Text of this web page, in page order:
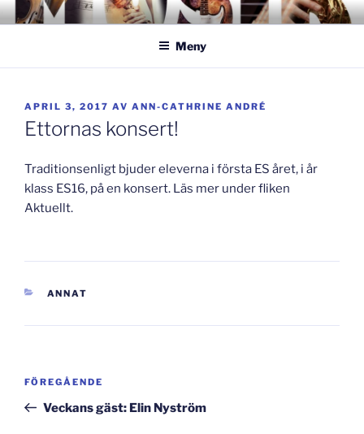
Hoppa
till
GISLAVEDMUSIKESTET
– här formas framtiden!
Meny
PUBLICERAT
APRIL 3, 2017 AV ANN-CATHRINE ANDRÉ
Ettornas konsert!
Traditionsenligt bjuder eleverna i första ES året, i år
klass ES16, på en konsert. Läs mer under fliken
Aktuellt.
KATEGORIER
ANNAT
Inläggsnavigering
Föregående
inlägg
FÖREGÅENDE
Veckans gäst: Elin Nyström